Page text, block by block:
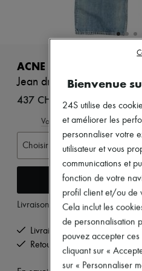
Tous les produits
Robes
Ensembles
Vestes
Shorts
Denim
Pantalons
Tailleurs
Tous les produits
Sandales & Mules
ACNE STUDIOS
Jean droit 2021F
437 CHF
Voir le guide des tailles
Choisir votre taille
Ajouter
Livraison à partir delundi 10 août
Livraison offerte à partir de
Retours offerts et enlevés à
Bienvenue
24S utilise des
et améliorer les
personnaliser votre
utilisateur et vous
communications et
fonction de votre
profil client et/ou de
Cela inclut les
de personnalisation
pouvez accepter ces
cliquant sur «
sur « Personnaliser